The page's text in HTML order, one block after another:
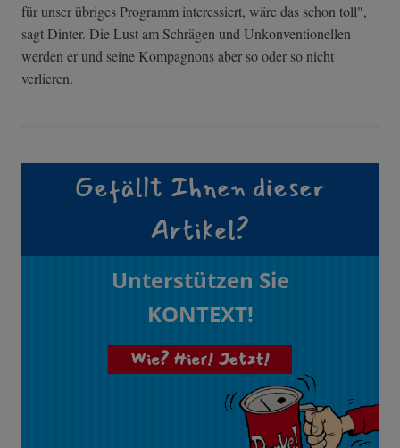
für unser übriges Programm interessiert, wäre das schon toll",
sagt Dinter. Die Lust am Schrägen und Unkonventionellen
werden er und seine Kompagnons aber so oder so nicht
verlieren.
Gefällt Ihnen dieser
Artikel?
Unterstützen Sie
KONTEXT!
Wie? Hier! Jetzt!